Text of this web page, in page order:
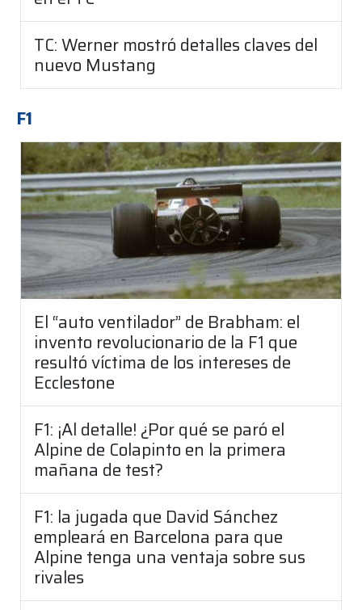
TC: Werner mostró detalles claves del
nuevo Mustang
F1
El “auto ventilador” de Brabham: el
invento revolucionario de la F1 que
resultó víctima de los intereses de
Ecclestone
F1: ¡Al detalle! ¿Por qué se paró el
Alpine de Colapinto en la primera
mañana de test?
F1: la jugada que David Sánchez
empleará en Barcelona para que
Alpine tenga una ventaja sobre sus
rivales